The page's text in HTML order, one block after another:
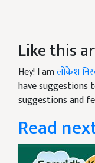
Like this
Hey! I amलोकेश
have suggestions
suggestions and
Read